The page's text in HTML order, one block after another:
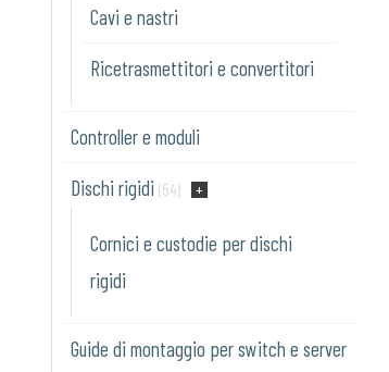
Cavi e nastri
Ricetrasmettitori e convertitori
Controller e moduli
Dischi rigidi (54)
Cornici e custodie per dischi
rigidi
Guide di montaggio per switch e server